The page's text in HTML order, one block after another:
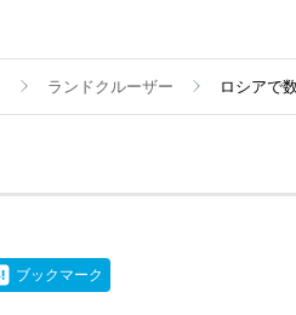
ランドクルーザー ロシアで
ブックマーク